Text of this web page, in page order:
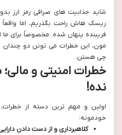
شاید جذابیت های صرافی رمز ارز
ریسک هاش راحت بگذریم، اما
فریبنده پنهان شده. مخصوصاً برای
مون، این خطرات می تونن دو چندان
چی هستن.
خطرات امنیتی و
نده!
اولین و مهم ترین دسته از
خودمونه:
کلاهبرداری و از دست دادن